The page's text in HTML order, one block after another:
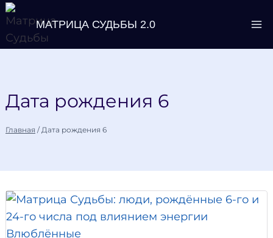
Перейти
содержимому
МАТРИЦА СУДЬБЫ 2.0
Дата рождения 6
Главная / Дата рождения 6